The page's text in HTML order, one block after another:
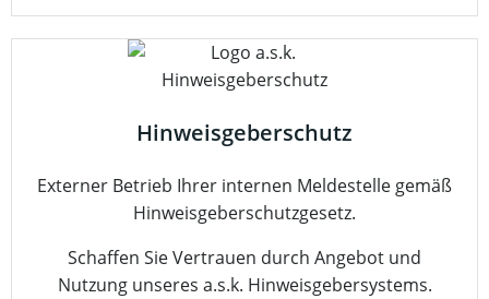
Hinweisgeberschutz
Externer Betrieb Ihrer internen Meldestelle gemäß
Hinweisgeberschutzgesetz.
Schaffen Sie Vertrauen durch Angebot und
Nutzung unseres a.s.k. Hinweisgebersystems.